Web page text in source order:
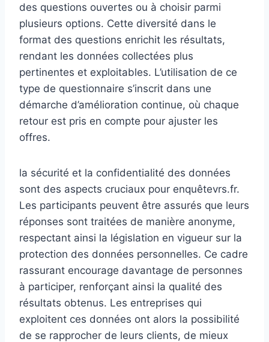
des questions ouvertes ou à choisir parmi
plusieurs options. Cette diversité dans le
format des questions enrichit les résultats,
rendant les données collectées plus
pertinentes et exploitables. L’utilisation de ce
type de questionnaire s’inscrit dans une
démarche d’amélioration continue, où chaque
retour est pris en compte pour ajuster les
offres.
la sécurité et la confidentialité des données
sont des aspects cruciaux pour enquêtevrs.fr.
Les participants peuvent être assurés que leurs
réponses sont traitées de manière anonyme,
respectant ainsi la législation en vigueur sur la
protection des données personnelles. Ce cadre
rassurant encourage davantage de personnes
à participer, renforçant ainsi la qualité des
résultats obtenus. Les entreprises qui
exploitent ces données ont alors la possibilité
de se rapprocher de leurs clients, de mieux